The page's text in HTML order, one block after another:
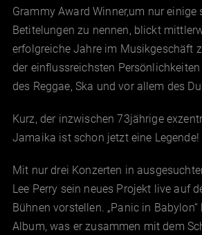
Grammy Award Winner,um nur einige
Betitelungen zu nennen, blickt
erfolgreiche Jahre im Musikgeschäft
der einflussreichsten
des Reggae, Ska und vor allem des
Kurz, der inzwischen 73jährige
Jamaika ist schon jetzt eine Legende!
Mit nur drei Konzerten in
Lee Perry sein neues Projekt live auf
Bühnen vorstellen. „Panic in
Album, was er zusammen mit dem